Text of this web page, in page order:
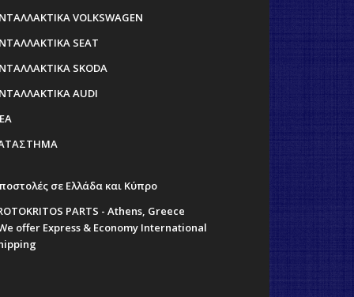
VOLKSWAGEN
SEAT
SKODA
AUDI
σε Ελλάδα και Κύπρο
PARTS - Athens, Greece
offer Express & Economy International